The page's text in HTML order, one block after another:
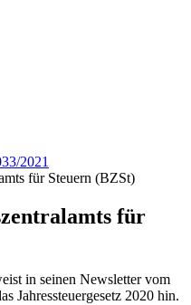
2021
für Steuern (BZSt)
für
in seinen Newsletter vom
Jahressteuergesetz 2020 hin.